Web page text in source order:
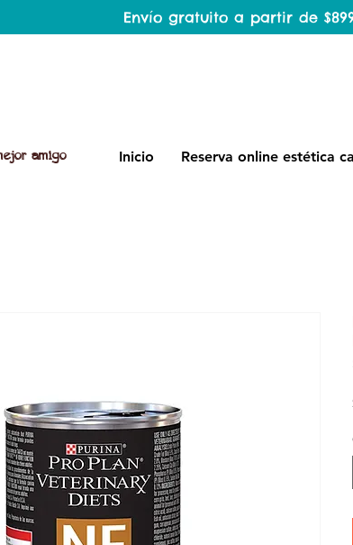
Envío gratuito a partir de $899
amigo Inicio Reserva online estética